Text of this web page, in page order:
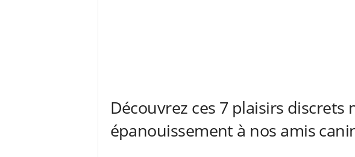
Découvrez ces 7 plaisirs
épanouissement à nos amis